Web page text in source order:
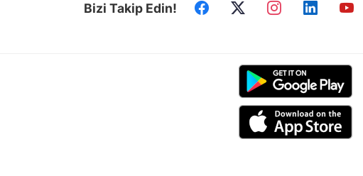
Bizi Takip Edin!